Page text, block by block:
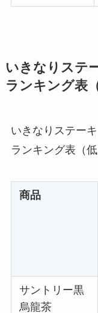
いきなりステ
ランキング表
いきなりステー
ランキング表（
商品
サントリー黒
烏龍茶